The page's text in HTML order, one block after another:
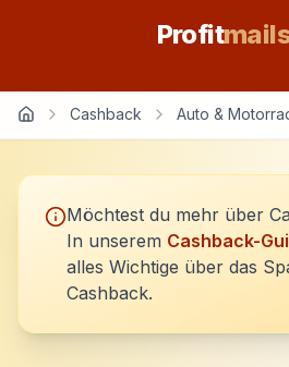
Profit
Cashback Auto &
Möchtest du mehr über
In unserem Cashback-
alles Wichtige über das
Cashback.